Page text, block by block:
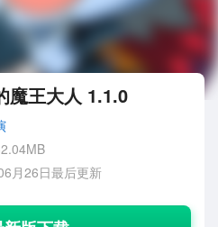
魔王大人 1.1.0
月26日最后更新